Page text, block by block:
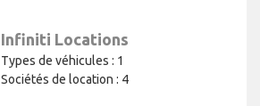
Infiniti Locations
Types de véhicules : 1
Sociétés de location : 4